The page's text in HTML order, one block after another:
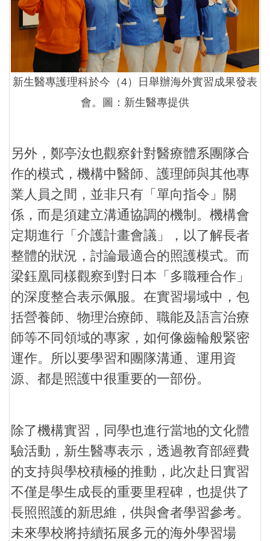
新生醫專護理科於今（4）日舉辦海外實習成果發表
會。圖：新生醫專提供
另外，鄭亭汝也觀察針對醫療體系團隊合
作的模式，機構中醫師、護理師與其他專
業人員之間，並非只有「單向指令」關
係，而是須建立溝通協調的機制。機構會
定期進行「介護計畫會議」，以了解長者
整體的狀況，討論最適合的照護模式。而
梁鈺凰同樣觀察到對日本「多職種合作」
的深度整合表示佩服。在實習場域中，包
括營養師、物理治療師、職能及語言治療
師等不同領域的專家，如何像齒輪般緊密
運作。所以要學習和團隊溝通、運用資
源、都是照護中很重要的一部份。
除了機構實習，同學也進行當地的文化體
驗活動，新生醫專表示，透過教育部經費
的支持與學校積極的推動，此次赴日實習
不僅是學生成長的重要里程碑，也提供了
長照照護的新思維，供與會者學習參考。
未來學校將持續拓展多元的海外學習場